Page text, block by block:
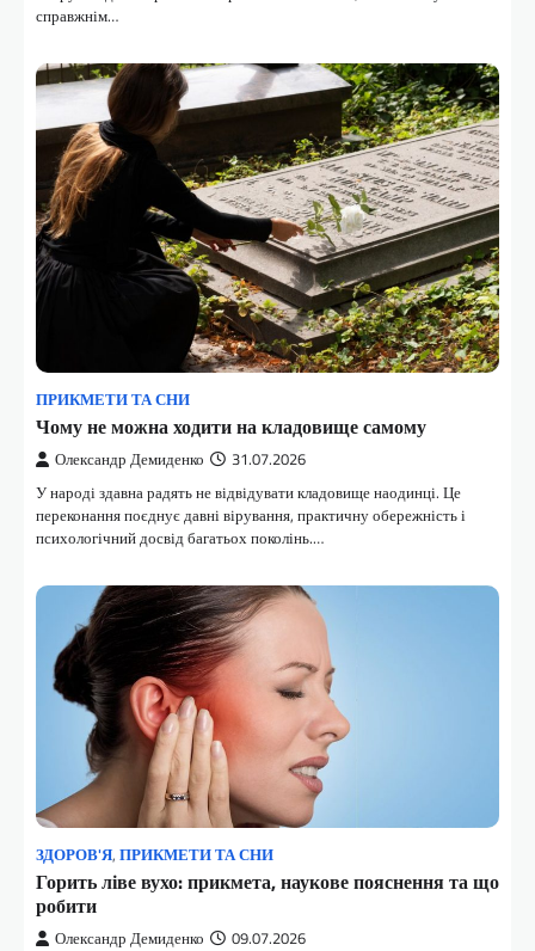
справжнім…
ПРИКМЕТИ ТА СНИ
Чому не можна ходити на кладовище самому
Олександр Демиденко 31.07.2026
У народі здавна радять не відвідувати кладовище наодинці. Це
переконання поєднує давні вірування, практичну обережність і
психологічний досвід багатьох поколінь.…
ЗДОРОВ'Я, ПРИКМЕТИ ТА СНИ
Горить ліве вухо: прикмета, наукове пояснення та що
робити
Олександр Демиденко 09.07.2026